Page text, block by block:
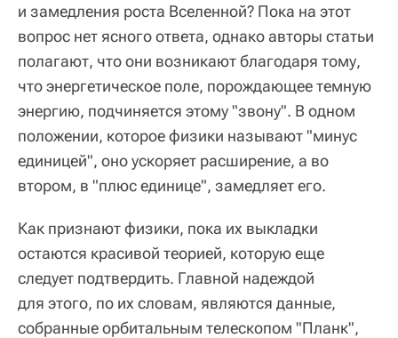
и замедления роста Вселенной? Пока на этот
вопрос нет ясного ответа, однако авторы статьи
полагают, что они возникают благодаря тому,
что энергетическое поле, порождающее темную
энергию, подчиняется этому "звону". В одном
положении, которое физики называют "минус
единицей", оно ускоряет расширение, а во
втором, в "плюс единице", замедляет его.
Как признают физики, пока их выкладки
остаются красивой теорией, которую еще
следует подтвердить. Главной надеждой
для этого, по их словам, являются данные,
собранные орбитальным телескопом "Планк",